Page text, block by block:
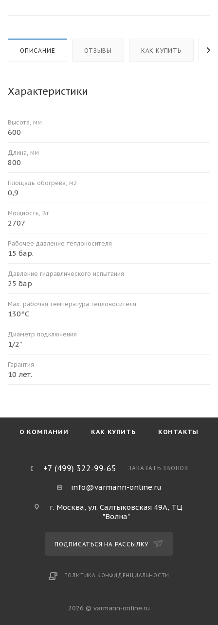
ОПИСАНИЕ ОТЗЫВЫ КАК КУПИТЬ
Характеристики
Высота, мм
600
Длина, мм
800
Площадь обогрева, м2
0,9
Мощность, Вт
2707
Рабочее давление теплоносителя
15 бар.
Давление гидравлического испытания
25 бар
Мax. рабочая температура теплоносителя
130°С
Диаметр подключения
1/2”
Гарантия
10 лет.
О КОМПАНИИ КАК КУПИТЬ КОНТАКТЫ
+7 (499) 322-99-65 ЗАКАЗАТЬ ЗВОНОК
info@varmann-online.ru
г. Москва, ул. Салтыковская 49А, ТЦ
"Волна"
ПОДПИСАТЬСЯ НА РАССЫЛКУ
ПОЛИТИКА КОНФИДЕНЦИАЛЬНОСТИ
2026 © varmann-online.ru